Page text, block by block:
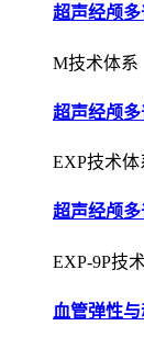
超声经颅
M技术体系
超声经颅
EXP技术体
超声经颅
EXP-9P技
血管弹性